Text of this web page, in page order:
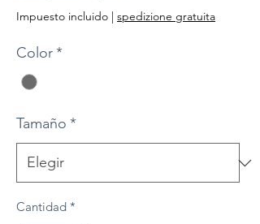
de
Impuesto incluido | spedizione gratuita
Color*
Tamaño *
Cantidad *